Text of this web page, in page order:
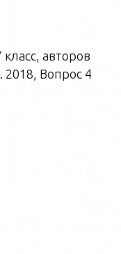
авторов
Вопрос 4